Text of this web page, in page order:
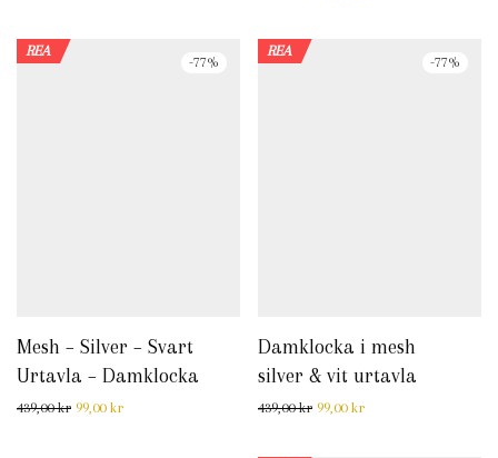
-77%
REA
Mesh – Silver – Svart
Urtavla – Damklocka
439,00kr Det ursprungliga priset var: 439,00 kr.
99,00 krDet nuvarande priset är: 99,00 kr.
-77%
REA
Damklocka i mesh
silver & vit urtavla
439,00kr Det ursprungliga priset var:
99,00 krDet nuvarande